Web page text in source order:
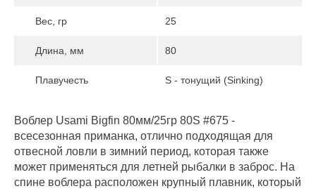
Вес, гр 25
Длина, мм 80
Плавучесть S - тонущий (Sinking)
Воблер Usami Bigfin 80мм/25гр 80S #675 -
всесезонная приманка, отлично подходящая для
отвесной ловли в зимний период, которая также
может применяться для летней рыбалки в заброс. На
спине воблера расположен крупный плавник, который